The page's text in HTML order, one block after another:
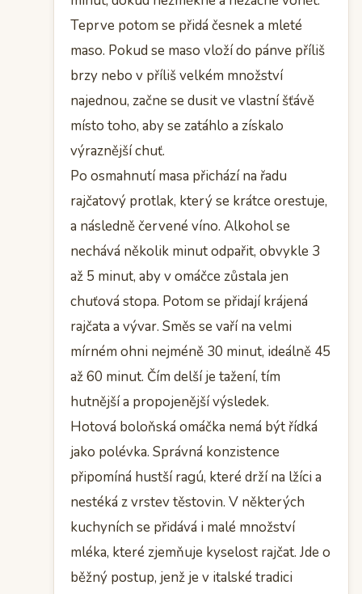
Teprve potom se přidá česnek a mleté
maso. Pokud se maso vloží do pánve příliš
brzy nebo v příliš velkém množství
najednou, začne se dusit ve vlastní šťávě
místo toho, aby se zatáhlo a získalo
výraznější chuť.
Po osmahnutí masa přichází na řadu
rajčatový protlak, který se krátce orestuje,
a následně červené víno. Alkohol se
nechává několik minut odpařit, obvykle 3
až 5 minut, aby v omáčce zůstala jen
chuťová stopa. Potom se přidají krájená
rajčata a vývar. Směs se vaří na velmi
mírném ohni nejméně 30 minut, ideálně 45
až 60 minut. Čím delší je tažení, tím
hutnější a propojenější výsledek.
Hotová boloňská omáčka nemá být řídká
jako polévka. Správná konzistence
připomíná hustší ragú, které drží na lžíci a
nestéká z vrstev těstovin. V některých
kuchyních se přidává i malé množství
mléka, které zjemňuje kyselost rajčat. Jde o
běžný postup, jenž je v italské tradici